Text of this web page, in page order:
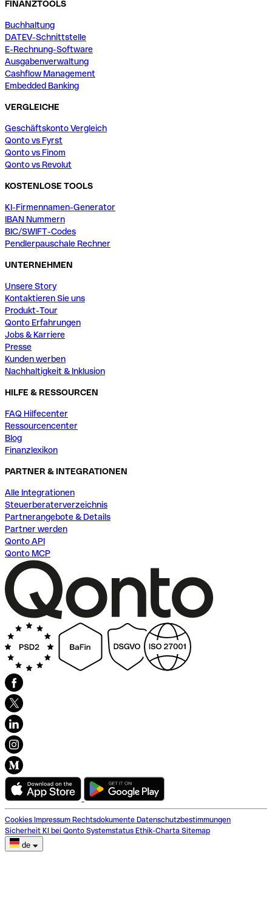
FINANZTOOLS
Buchhaltung
DATEV-Schnittstelle
E-Rechnung-Software
Ausgabenverwaltung
Cashflow Management
Embedded Banking
VERGLEICHE
Geschäftskonto Vergleich
Qonto vs Fyrst
Qonto vs Finom
Qonto vs Revolut
KOSTENLOSE TOOLS
KI-Firmennamen-Generator
IBAN Nummern
BIC/SWIFT-Codes
Pendlerpauschale Rechner
UNTERNEHMEN
Unsere Story
Kontaktieren Sie uns
Produkt-Tour
Qonto Erfahrungen
Jobs & Karriere
Presse
Kunden werben
Nachhaltigkeit & Inklusion
HILFE & RESSOURCEN
FAQ Hilfecenter
Ressourcencenter
Blog
Finanzlexikon
PARTNER & INTEGRATIONEN
Alle Integrationen
Steuerberaterverzeichnis
Partnerangebote & Details
Partner werden
Qonto API
Qonto MCP
Cookies Impressum Rechtsdokumente Datenschutzbestimmungen
Sicherheit KI bei Qonto Systemstatus Ethik-Charta Sitemap
de